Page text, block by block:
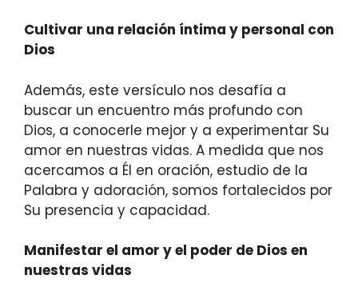
Cultivar una relación íntima y personal con
Dios
Además, este versículo nos desafía a
buscar un encuentro más profundo con
Dios, a conocerle mejor y a experimentar Su
amor en nuestras vidas. A medida que nos
acercamos a Él en oración, estudio de la
Palabra y adoración, somos fortalecidos por
Su presencia y capacidad.
Manifestar el amor y el poder de Dios en
nuestras vidas